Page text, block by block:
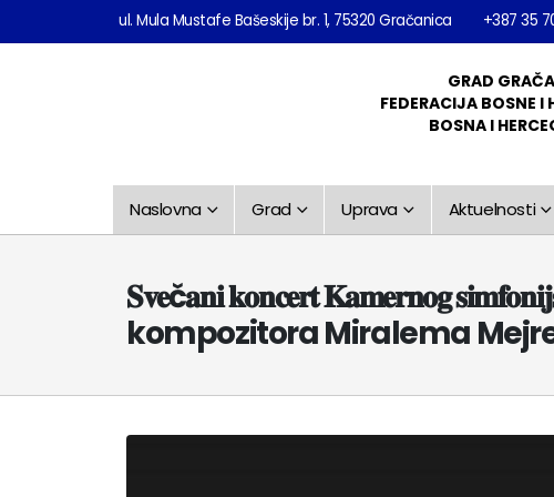
ul. Mula Mustafe Bašeskije br. 1, 75320 Gračanica +387 35
GRAD
FEDERACIJA BOSNE I
BOSNA I
Naslovna Grad Uprava Aktuelnosti
𝐒𝐯𝐞č𝐚𝐧𝐢 𝐤𝐨𝐧𝐜𝐞𝐫𝐭 𝐊𝐚𝐦𝐞𝐫𝐧𝐨𝐠
kompozitora Miralema